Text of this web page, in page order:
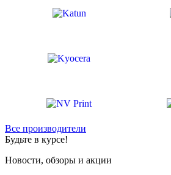
Все производители
Будьте в курсе!
Новости, обзоры и акции